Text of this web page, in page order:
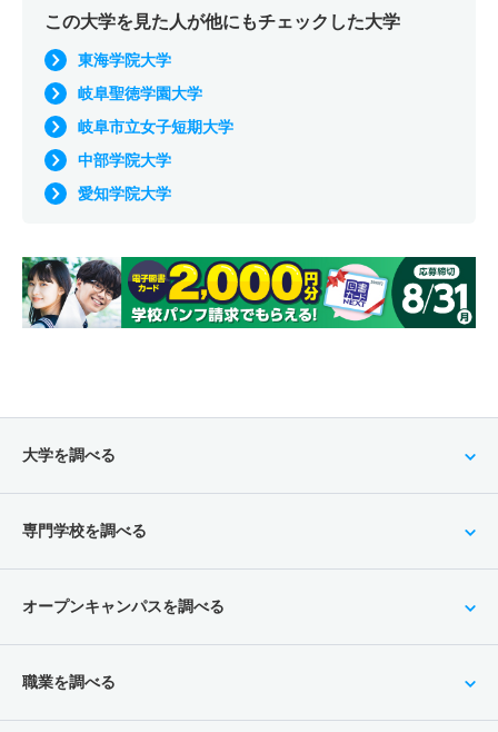
この大学を見た人が他にもチェックした大学
東海学院大学
岐阜聖徳学園大学
岐阜市立女子短期大学
中部学院大学
愛知学院大学
大学を調べる
専門学校を調べる
オープンキャンパスを調べる
職業を調べる